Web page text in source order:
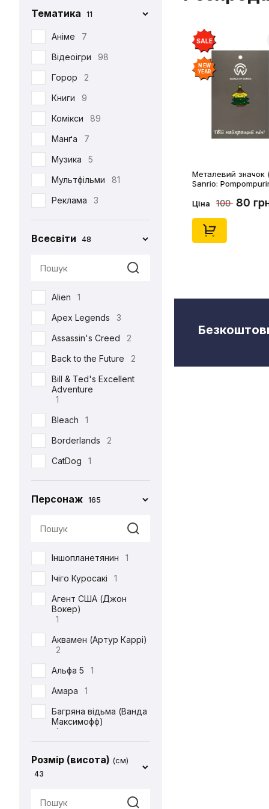
Iron Studios
Jason Freeny
Medicom Toy
Mezco
1
Mictoys
Mighty Jaxx
NECA
12
One Toys
Play Arts KAI
73
Pop Toys
1
Present Toys 1
S.H.Figuarts
Toys Era
Weta Workshop
Тематика 11
Аніме
7
Відеоігри
98
Горор
2
Книги
9
Комікси
89
Манґа
7
Музика
5
Мультфільми
81
Реклама
3
Серіали
39
Фільми
125
Всесвіти 48
Alien
1
Apex Legends
3
Assassin's Creed
2
Back to the Future
2
Bill & Ted's Excellent
Adventure
1
Bleach
1
Borderlands
2
CatDog
1
Charlie and the
1
5
Defenders of the Earth
Diablo
1
ET
1
Final Fantasy
Friday the 13th
Garfield
1
Gears Of War
God of War
2
Harry Potter
4
Персонаж 165
Іншопланетянин
1
Ічіго Куросакі
1
Агент США (Джон
Вокер)
1
Аквамен (Артур Каррі)
2
Альфа 5
1
Амара
1
Багряна відьма (Ванда
Максимофф)
1
Ґордон)
Розмір (висота) (см)
43
SALE
NEW
YEAR
Металевий значок
Sanrio:
Ціна 100 80